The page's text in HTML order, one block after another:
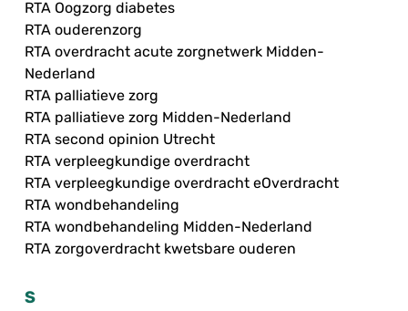
RTA Oogzorg diabetes
RTA ouderenzorg
RTA overdracht acute zorgnetwerk Midden-
Nederland
RTA palliatieve zorg
RTA palliatieve zorg Midden-Nederland
RTA second opinion Utrecht
RTA verpleegkundige overdracht
RTA verpleegkundige overdracht eOverdracht
RTA wondbehandeling
RTA wondbehandeling Midden-Nederland
RTA zorgoverdracht kwetsbare ouderen
S